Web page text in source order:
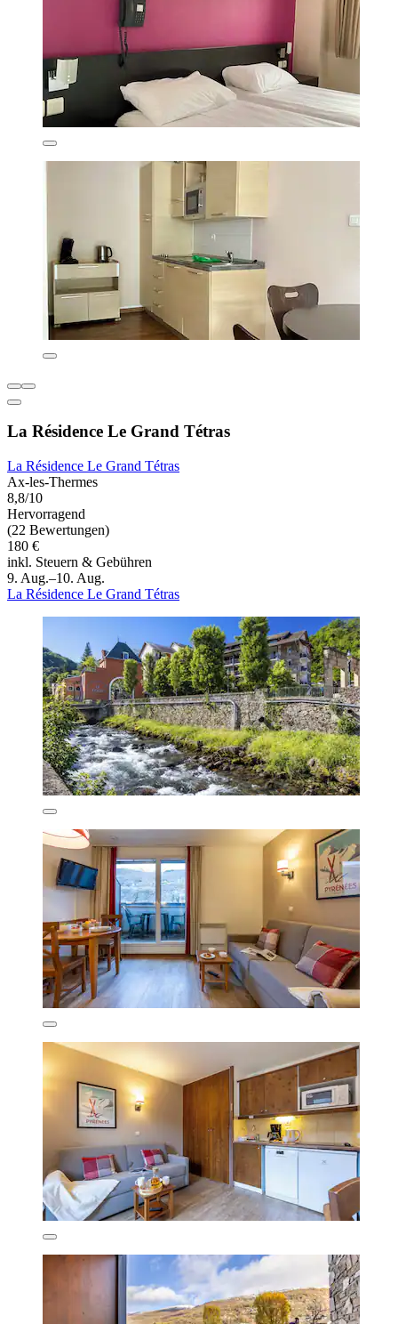
La Résidence Le Grand Tétras
La Résidence Le Grand Tétras
Ax-les-Thermes
8,8/10
Hervorragend
(22 Bewertungen)
180 €
inkl. Steuern & Gebühren
9. Aug.–10. Aug.
La Résidence Le Grand Tétras